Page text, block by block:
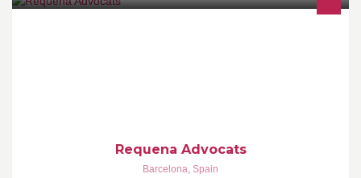
Requena Advocats
Barcelona, Spain